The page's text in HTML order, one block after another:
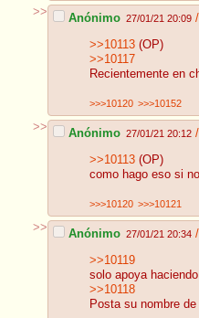
>> Anónimo 27/01/21 20:09
>>10113 (OP)
>>10117
Recientemente en
>>>10120 >>>10152
>> Anónimo 27/01/21 20:12
>>10113 (OP)
como hago eso si
>>>10120 >>>10121
>> Anónimo 27/01/21 20:34
>>10119
solo apoya
>>10118
Posta su nombre